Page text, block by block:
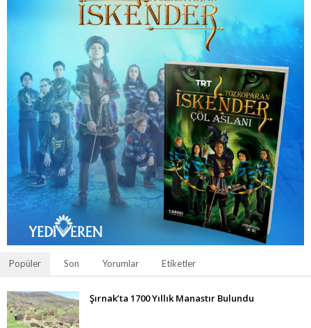
Popüler Son Yorumlar Etiketler
Şırnak’ta 1700 Yıllık Manastır Bulundu